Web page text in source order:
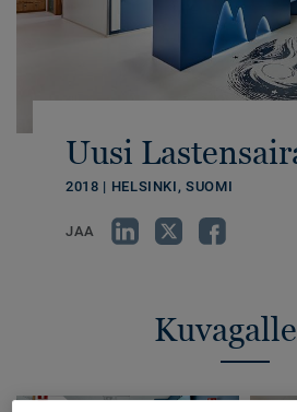
Uusi
2018 | HELSINKI, SUOMI
JAA